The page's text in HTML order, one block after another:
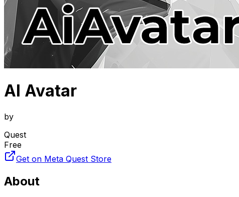
AI Avatar
by
Quest
Free
Get on Meta Quest Store
About